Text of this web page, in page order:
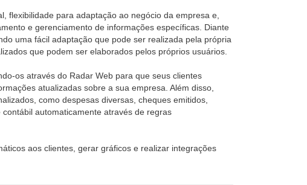
flexibilidade para adaptação ao negócio da empresa e,
e gerenciamento de informações específicas. Diante
uma fácil adaptação que pode ser realizada pela própria
que podem ser elaborados pelos próprios usuários.
os através do Radar Web para que seus clientes
atualizadas sobre a sua empresa. Além disso,
como despesas diversas, cheques emitidos,
automaticamente através de regras
aos clientes, gerar gráficos e realizar integrações